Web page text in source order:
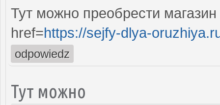
Тут можно преобрести
href=https://sejfy-dlya-
odpowiedz
Тут можно